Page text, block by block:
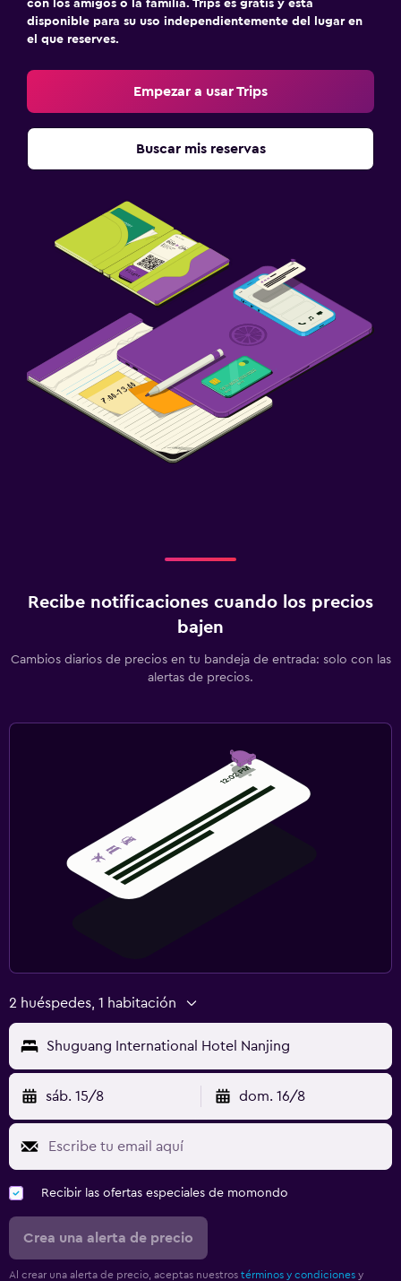
con los amigos o la familia. Trips es gratis y está
disponible para su uso independientemente del lugar en
el que reserves.
Empezar a usar Trips
Buscar mis reservas
Recibe notificaciones cuando los precios
bajen
Cambios diarios de precios en tu bandeja de entrada: solo con las
alertas de precios.
2 huéspedes, 1 habitación
Shuguang International Hotel Nanjing
sáb. 15/8 dom. 16/8
Recibir las ofertas especiales de momondo
Crea una alerta de precio
Al crear una alerta de precio, aceptas nuestros términos y condiciones y